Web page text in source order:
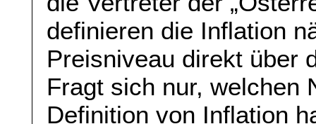
definieren die Inflation
Preisniveau direkt über
Fragt sich nur, welchen
Definition von Inflation